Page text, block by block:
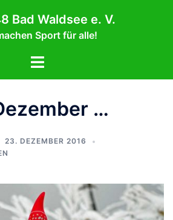
Bad Waldsee e. V.
Sport für alle!
Menü
…
23. DEZEMBER 2016